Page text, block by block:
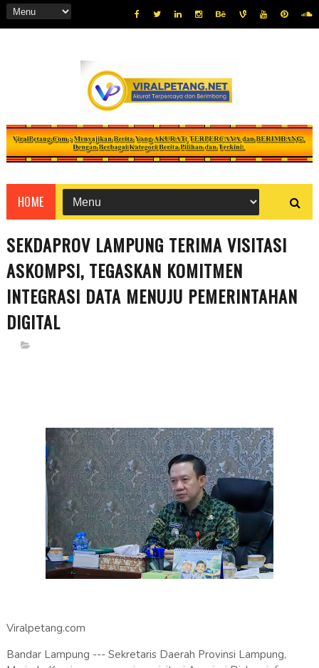
HOME
SEKDAPROV LAMPUNG TERIMA VISITASI
ASKOMPSI, TEGASKAN KOMITMEN
INTEGRASI DATA MENUJU PEMERINTAHAN
DIGITAL
Viralpetang.com
Bandar Lampung --- Sekretaris Daerah Provinsi Lampung,